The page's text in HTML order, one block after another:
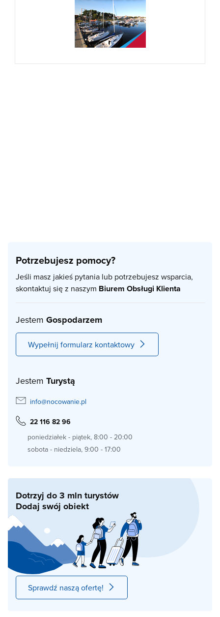
Potrzebujesz pomocy?
Jeśli masz jakieś pytania lub potrzebujesz wsparcia,
skontaktuj się z naszym Biurem Obsługi Klienta
Jestem Gospodarzem
Wypełnij formularz kontaktowy
Jestem Turystą
info@nocowanie.pl
22 116 82 96
poniedziałek - piątek, 8:00 - 20:00
sobota - niedziela, 9:00 - 17:00
Dotrzyj do 3 mln turystów
Dodaj swój obiekt
Sprawdź naszą ofertę!